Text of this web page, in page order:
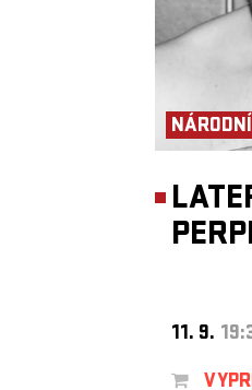
11. 9.